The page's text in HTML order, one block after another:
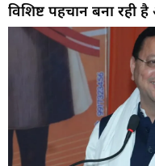
विशिष्ट पहचान बना रही